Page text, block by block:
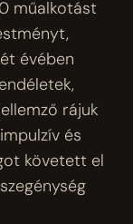
műalkotást
évében
rájuk
és
követett el